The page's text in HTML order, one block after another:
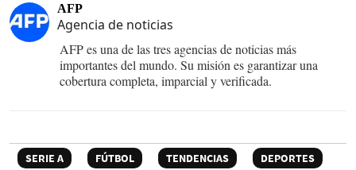
AFP
Agencia de noticias
AFP es una de las tres agencias de noticias más
importantes del mundo. Su misión es garantizar una
cobertura completa, imparcial y verificada.
SERIE A FÚTBOL TENDENCIAS
DEPORTES